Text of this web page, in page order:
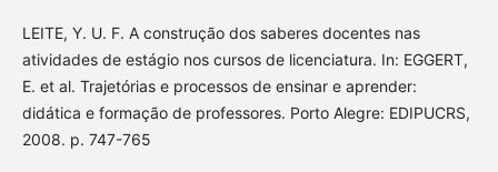
LEITE, Y. U. F. A construção dos saberes docentes nas
atividades de estágio nos cursos de licenciatura. In: EGGERT,
E. et al. Trajetórias e processos de ensinar e aprender:
didática e formação de professores. Porto Alegre: EDIPUCRS,
2008. p. 747-765